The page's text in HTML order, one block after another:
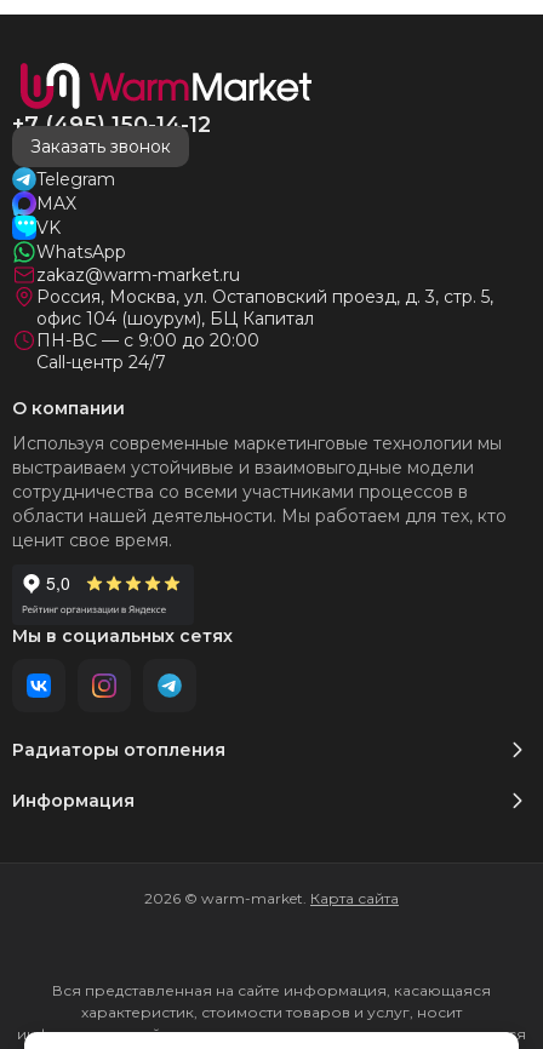
+7 (495) 150-14-12
Заказать звонок
Telegram
MAX
VK
WhatsApp
zakaz@warm-market.ru
Россия, Москва, ул. Остаповский проезд, д. 3, стр. 5,
офис 104 (шоурум), БЦ Капитал
ПН-ВС — с 9:00 до 20:00
Call-центр 24/7
Радиаторы отопления
Информация
О компании
Используя современные маркетинговые технологии мы
выстраиваем устойчивые и взаимовыгодные модели
сотрудничества со всеми участниками процессов в
области нашей деятельности. Мы работаем для тех, кто
ценит свое время.
Мы в социальных сетях
2026 © warm-market. Карта сайта
Вся представленная на сайте информация, касающаяся
характеристик, стоимости товаров и услуг, носит
информационный характер и ни при каких условиях не является